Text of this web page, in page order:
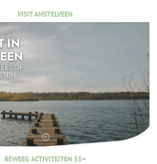
VISIT AMSTELVEEN
BEWEEG ACTIVITEITEN 55+